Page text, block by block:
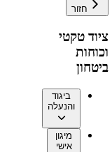
חזור
ציוד טקטי
וכוחות
ביטחון
ביגוד
והנעלה
מיגון
אישי